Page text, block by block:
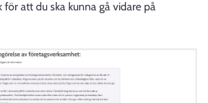
för att du ska kunna gå vidare på